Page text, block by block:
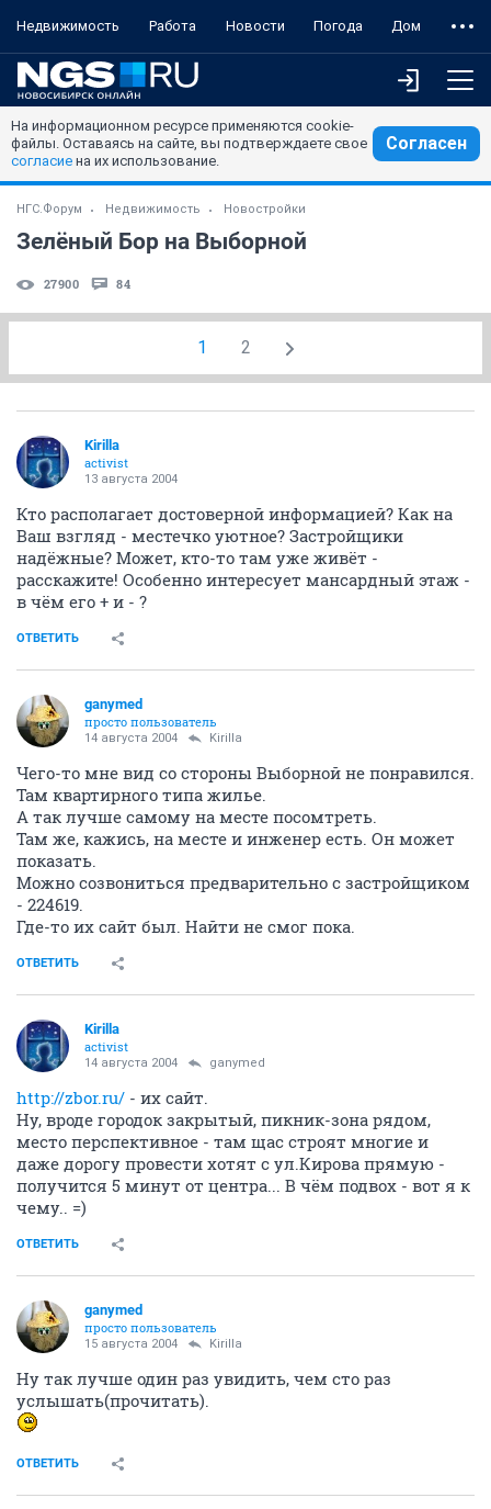
Недвижимость Работа Новости Погода Дом
На информационном ресурсе применяются cookie-
файлы. Оставаясь на сайте, вы подтверждаете свое
согласие на их использование.
Согласен
НГС.Форум Недвижимость Новостройки
Зелёный Бор на Выборной
27900 84
1 2
Kirilla
activist
13 августа 2004
Кто располагает достоверной информацией? Как на
Ваш взгляд - местечко уютное? Застройщики
надёжные? Может, кто-то там уже живёт -
расскажите! Особенно интересует мансардный этаж -
в чём его + и - ?
ОТВЕТИТЬ
ganymed
просто пользователь
14 августа 2004 Kirilla
Чего-то мне вид со стороны Выборной не понравился.
Там квартирного типа жилье.
А так лучше самому на месте посомтреть.
Там же, кажись, на месте и инженер есть. Он может
показать.
Можно созвониться предварительно с застройщиком
- 224619.
Где-то их сайт был. Найти не смог пока.
ОТВЕТИТЬ
Kirilla
activist
14 августа 2004 ganymed
http://zbor.ru/ - их сайт.
Ну, вроде городок закрытый, пикник-зона рядом,
место перспективное - там щас строят многие и
даже дорогу провести хотят с ул.Кирова прямую -
получится 5 минут от центра... В чём подвох - вот я к
чему.. =)
ОТВЕТИТЬ
ganymed
просто пользователь
15 августа 2004 Kirilla
Ну так лучше один раз увидить, чем сто раз
услышать(прочитать).
ОТВЕТИТЬ